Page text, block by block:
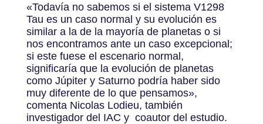
«Todavía no sabemos si el sistema V1298
Tau es un caso normal y su evolución es
similar a la de la mayoría de planetas o si
nos encontramos ante un caso excepcional;
si este fuese el escenario normal,
significaría que la evolución de planetas
como Júpiter y Saturno podría haber sido
muy diferente de lo que pensamos»,
comenta Nicolas Lodieu, también
investigador del IAC y coautor del estudio.